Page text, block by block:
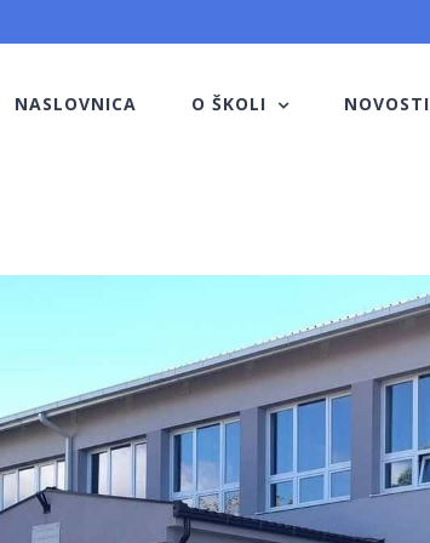
NASLOVNICA O ŠKOLI NOVOSTI